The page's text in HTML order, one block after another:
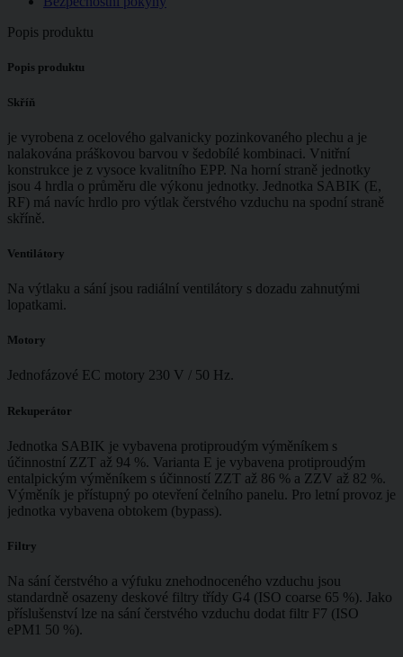
Popis produktu
Popis produktu
Skříň
je vyrobena z ocelového galvanicky pozinkovaného plechu a je
nalakována práškovou barvou v šedobílé kombinaci. Vnitřní
konstrukce je z vysoce kvalitního EPP. Na horní straně jednotky
jsou 4 hrdla o průměru dle výkonu jednotky. Jednotka SABIK (E,
RF) má navíc hrdlo pro výtlak čerstvého vzduchu na spodní straně
skříně.
Ventilátory
Na výtlaku a sání jsou radiální ventilátory s dozadu zahnutými
lopatkami.
Motory
Jednofázové EC motory 230 V / 50 Hz.
Rekuperátor
Jednotka SABIK je vybavena protiproudým výměníkem s
účinnostní ZZT až 94 %. Varianta E je vybavena protiproudým
entalpickým výměníkem s účinností ZZT až 86 % a ZZV až 82 %.
Výměník je přístupný po otevření čelního panelu. Pro letní provoz je
jednotka vybavena obtokem (bypass).
Filtry
Na sání čerstvého a výfuku znehodnoceného vzduchu jsou
standardně osazeny deskové filtry třídy G4 (ISO coarse 65 %). Jako
příslušenství lze na sání čerstvého vzduchu dodat filtr F7 (ISO
ePM1 50 %).